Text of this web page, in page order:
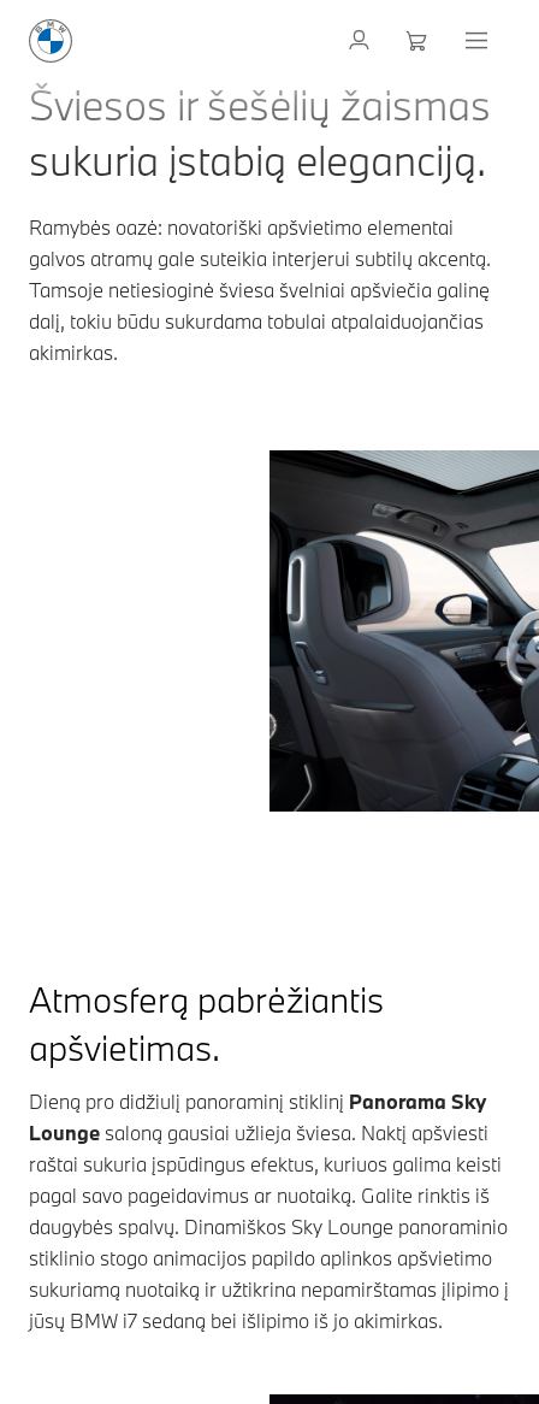
Šviesos ir šešėlių žaismas
sukuria įstabią eleganciją.
Ramybės oazė: novatoriški apšvietimo elementai
galvos atramų gale suteikia interjerui subtilų akcentą.
Tamsoje netiesioginė šviesa švelniai apšviečia galinę
dalį, tokiu būdu sukurdama tobulai atpalaiduojančias
akimirkas.
Atmosferą pabrėžiantis
apšvietimas.
Dieną pro didžiulį panoraminį stiklinį Panorama Sky
Lounge saloną gausiai užlieja šviesa. Naktį apšviesti
raštai sukuria įspūdingus efektus, kuriuos galima keisti
pagal savo pageidavimus ar nuotaiką. Galite rinktis iš
daugybės spalvų. Dinamiškos Sky Lounge panoraminio
stiklinio stogo animacijos papildo aplinkos apšvietimo
sukuriamą nuotaiką ir užtikrina nepamirštamas įlipimo į
jūsų BMW i7 sedaną bei išlipimo iš jo akimirkas.